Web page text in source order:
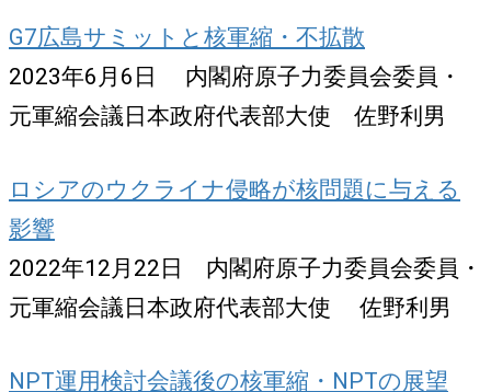
G7広島サミットと核軍縮・不拡散
2023年6月6日 内閣府原子力委員会委員・
元軍縮会議日本政府代表部大使 佐野利男
ロシアのウクライナ侵略が核問題に与える
影響
2022年12月22日 内閣府原子力委員会委員・
元軍縮会議日本政府代表部大使 佐野利男
NPT運用検討会議後の核軍縮・NPTの展望